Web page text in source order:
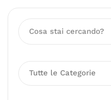
Tutte le Categorie